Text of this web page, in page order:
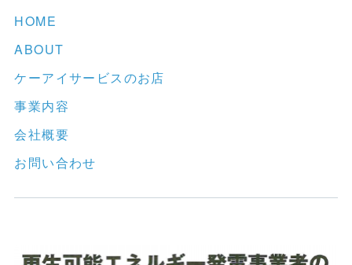
HOME
ABOUT
ケーアイサービスのお店
事業内容
会社概要
お問い合わせ